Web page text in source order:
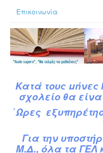
Επικοινωνία
Κατά τους μήνες
σχολείο θα
΄Ωρες
Για την
Μ.Δ., όλα τα ΓΕΛ